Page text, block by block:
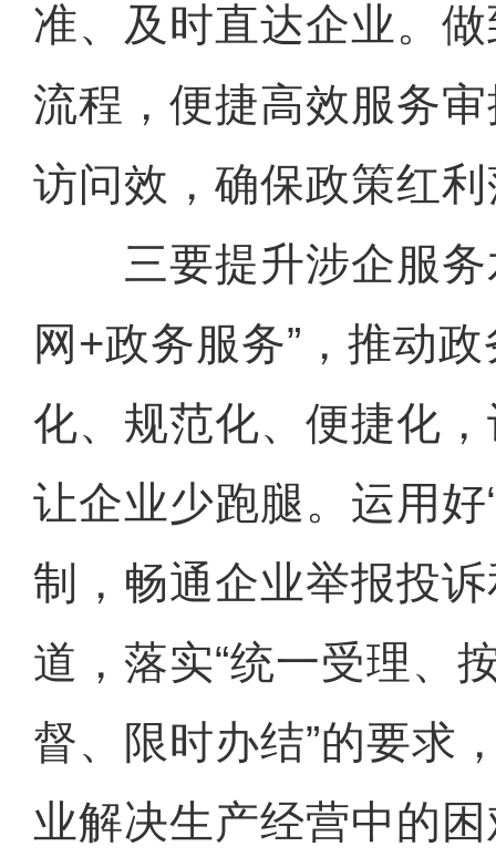
准、及时直达企业。
流程，便捷高效服务
访问效，确保政策红
三要提升涉企服务
网+政务服务”，推动
化、规范化、便捷化
让企业少跑腿。运用好
制，畅通企业举报投
道，落实“统一受理、
督、限时办结”的要求
业解决生产经营中的